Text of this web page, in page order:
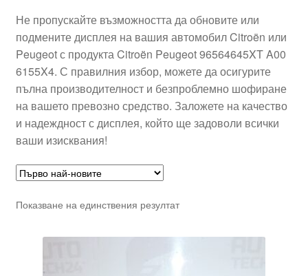
Не пропускайте възможността да обновите или
подмените дисплея на вашия автомобил Citroën или
Peugeot с продукта Citroën Peugeot 96564645XT A00
6155X4. С правилния избор, можете да осигурите
пълна производителност и безпроблемно шофиране
на вашето превозно средство. Заложете на качество
и надеждност с дисплея, който ще задоволи всички
ваши изисквания!
Показване на единствения резултат